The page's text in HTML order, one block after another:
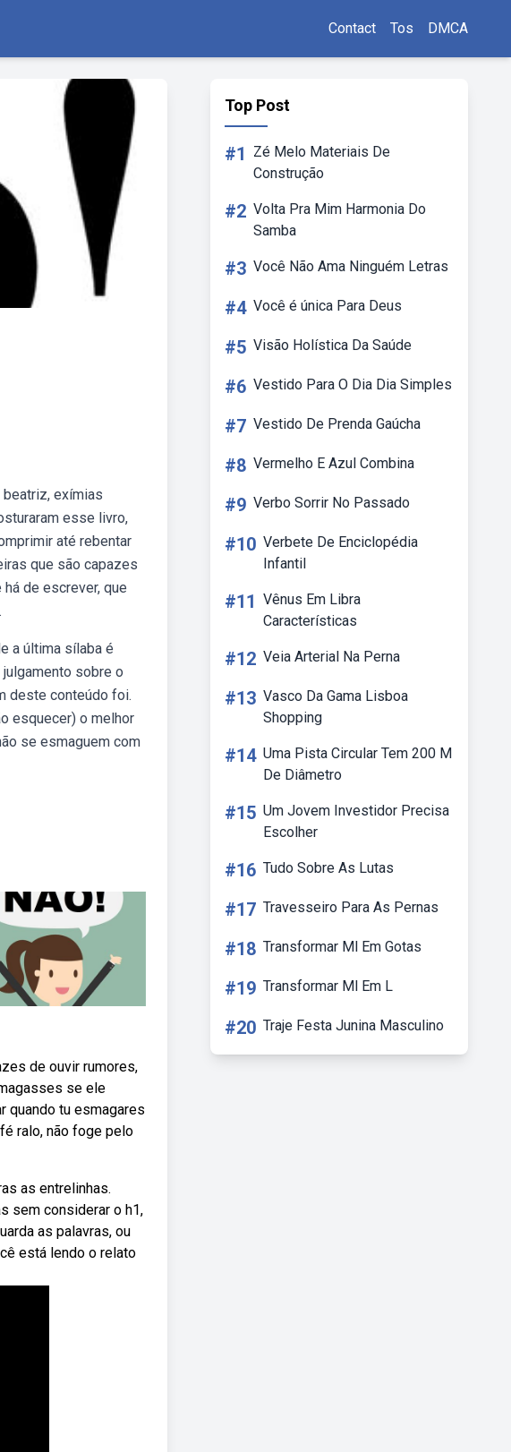
Contact Tos DMCA
exímias
esse livro,
até rebentar
que são capazes
de escrever, que
a última sílaba é
sobre o
deste conteúdo foi.
esquecer) o melhor
se esmaguem com
de ouvir rumores,
se ele
quando tu esmagares
ralo, não foge pelo
as entrelinhas.
sem considerar o h1,
as palavras, ou
está lendo o relato
Top Post
#1
Zé Melo Materiais De
Construção
#2 Volta Pra Mim Harmonia Do
Samba
#3 Você Não Ama Ninguém Letras
#4 Você é única Para Deus
#5 Visão Holística Da Saúde
#6 Vestido Para O Dia Dia Simples
#7 Vestido De Prenda Gaúcha
#8 Vermelho E Azul Combina
#9 Verbo Sorrir No Passado
#10 Verbete De Enciclopédia
Infantil
#11 Vênus Em Libra
Características
#12 Veia Arterial Na Perna
#13 Vasco Da Gama Lisboa
Shopping
#14 Uma Pista Circular Tem 200 M
De Diâmetro
#15 Um Jovem Investidor Precisa
Escolher
#16 Tudo Sobre As Lutas
#17 Travesseiro Para As Pernas
#18 Transformar Ml Em Gotas
#19 Transformar Ml Em L
#20 Traje Festa Junina Masculino